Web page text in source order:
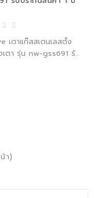
เตาแก๊สสเตนเลสตั้ง
เตา รุ่น nw-gss691 รับ
า)